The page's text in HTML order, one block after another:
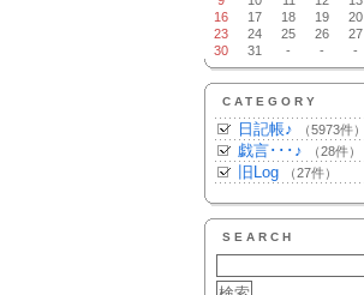
16
17 18 19 20
23
24 25 26 27
30
31 - - -
CATEGORY
日記帳♪ （5973件）
戯言･･･♪ （28件）
旧Log （27件）
SEARCH